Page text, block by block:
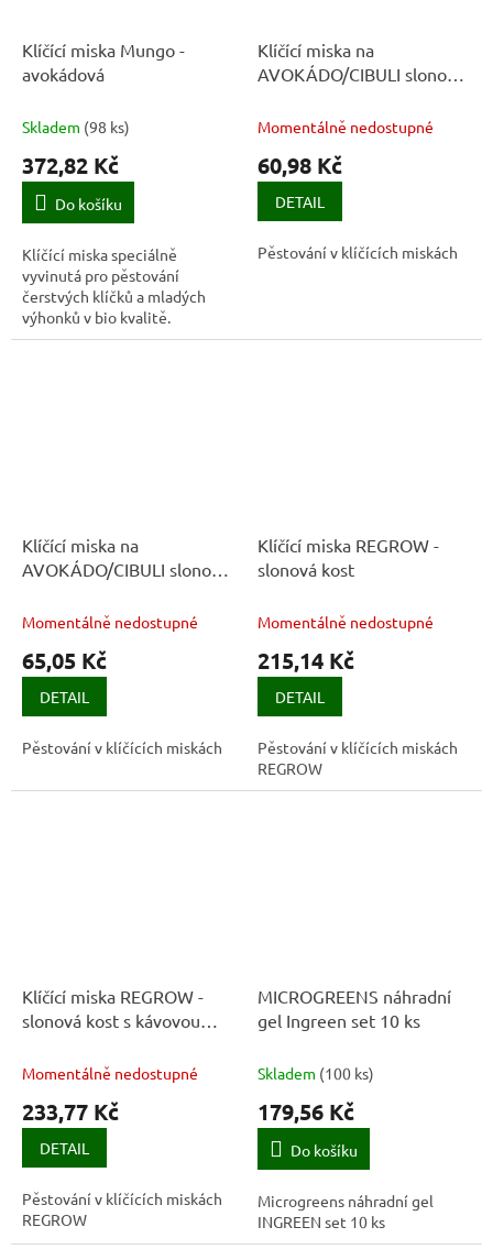
Klíčící miska Mungo -
avokádová
Skladem (98 ks)
372,82 Kč
Do košíku
Klíčící miska speciálně
vyvinutá pro pěstování
čerstvých klíčků a mladých
výhonků v bio kvalitě.
Klíčící miska na
AVOKÁDO/CIBULI slonová
Momentálně nedostupné
60,98 Kč
DETAIL
Pěstování v klíčících miskách
Klíčící miska na
AVOKÁDO/CIBULI slonová
Momentálně nedostupné
65,05 Kč
DETAIL
Pěstování v klíčících miskách
Klíčící miska REGROW -
slonová kost
Momentálně nedostupné
215,14 Kč
DETAIL
Pěstování v klíčících miskách
REGROW
Klíčící miska REGROW -
slonová kost s kávovou
Momentálně nedostupné
233,77 Kč
DETAIL
Pěstování v klíčících miskách
REGROW
MICROGREENS náhradní
gel Ingreen set 10 ks
Skladem (100 ks)
179,56 Kč
Do košíku
Microgreens náhradní gel
INGREEN set 10 ks